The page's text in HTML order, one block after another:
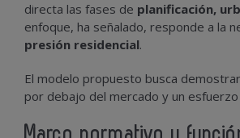
directa las fases de planificación,
enfoque, ha señalado, responde a la
presión residencial.
El modelo propuesto busca
por debajo del mercado y un